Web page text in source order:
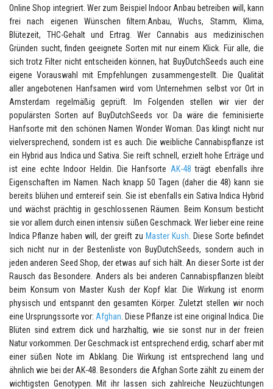
Online Shop integriert. Wer zum Beispiel Indoor Anbau betreiben will, kann
frei nach eigenen Wünschen filtern:Anbau, Wuchs, Stamm, Klima,
Blütezeit, THC-Gehalt und Ertrag. Wer Cannabis aus medizinischen
Gründen sucht, finden geeignete Sorten mit nur einem Klick. Für alle, die
sich trotz Filter nicht entscheiden können, hat BuyDutchSeeds auch eine
eigene Vorauswahl mit Empfehlungen zusammengestellt. Die Qualität
aller angebotenen Hanfsamen wird vom Unternehmen selbst vor Ort in
Amsterdam regelmäßig geprüft. Im Folgenden stellen wir vier der
populärsten Sorten auf BuyDutchSeeds vor. Da wäre die feminisierte
Hanfsorte mit den schönen Namen Wonder Woman. Das klingt nicht nur
vielversprechend, sondern ist es auch. Die weibliche Cannabispflanze ist
ein Hybrid aus Indica und Sativa. Sie reift schnell, erzielt hohe Erträge und
ist eine echte Indoor Heldin. Die Hanfsorte AK-48 trägt ebenfalls ihre
Eigenschaften im Namen. Nach knapp 50 Tagen (daher die 48) kann sie
bereits blühen und erntereif sein. Sie ist ebenfalls ein Sativa Indica Hybrid
und wächst prächtig in geschlossenen Räumen. Beim Konsum besticht
sie vor allem durch einen intensiv süßen Geschmack. Wer lieber eine reine
Indica Pflanze haben will, der greift zu Master Kush . Diese Sorte befindet
sich nicht nur in der Bestenliste von BuyDutchSeeds, sondern auch in
jeden anderen Seed Shop, der etwas auf sich hält. An dieser Sorte ist der
Rausch das Besondere. Anders als bei anderen Cannabispflanzen bleibt
beim Konsum von Master Kush der Kopf klar. Die Wirkung ist enorm
physisch und entspannt den gesamten Körper. Zuletzt stellen wir noch
eine Ursprungssorte vor: Afghan . Diese Pflanze ist eine original Indica. Die
Blüten sind extrem dick und harzhaltig, wie sie sonst nur in der freien
Natur vorkommen. Der Geschmack ist entsprechend erdig, scharf aber mit
einer süßen Note im Abklang. Die Wirkung ist entsprechend lang und
ähnlich wie bei der AK-48. Besonders die Afghan Sorte zählt zu einem der
wichtigsten Genotypen. Mit ihr lassen sich zahlreiche Neuzüchtungen